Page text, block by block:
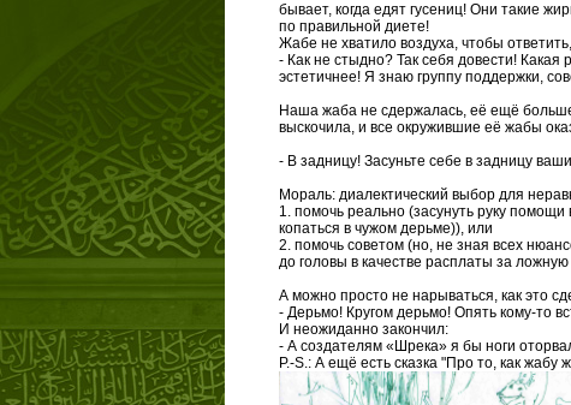
бывает, когда едят гусениц! Они такие
по правильной диете!
Жабе не хватило воздуха, чтобы
- Как не стыдно? Так себя довести!
эстетичнее! Я знаю группу поддержки,
Наша жаба не сдержалась, её ещё
выскочила, и все окружившие её жабы
- В задницу! Засуньте себе в задницу
Мораль: диалектический выбор для
1. помочь реально (засунуть руку
копаться в чужом дерьме)), или
2. помочь советом (но, не зная всех
до головы в качестве расплаты за
А можно просто не нарываться, как это
- Дерьмо! Кругом дерьмо! Опять кому-то
И неожиданно закончил:
- А создателям «Шрека» я бы ноги
P.-S.: А ещё есть сказка "Про то, как жабу